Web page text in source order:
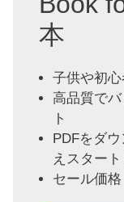
本
子供や初
高品質で
ト
PDFをダ
えスタート
セール価格